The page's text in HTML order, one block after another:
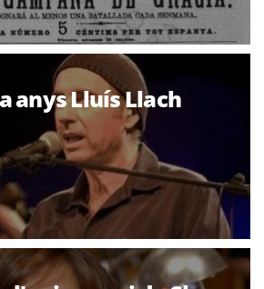
anys Lluís Llach